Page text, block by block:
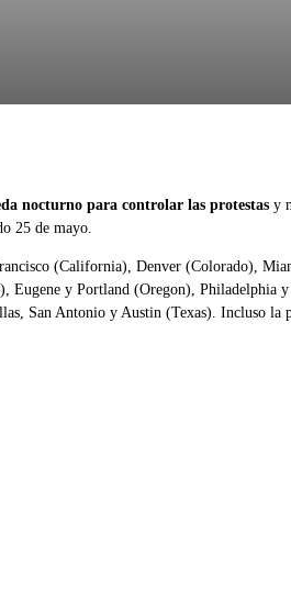
nocturno para controlar las protestas y
25 de mayo.
(California), Denver (Colorado),
y Portland (Oregon), Philadelphia
San Antonio y Austin (Texas). Incluso la